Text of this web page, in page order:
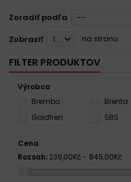
Zoradiť podľa
--
Zobraziť
12 na stranu
FILTER PRODUKTOV
Výrobca
Brembo
Brenta
Goldfren
SBS
Cena
Rozsah: 239,00Kč - 845,00Kč